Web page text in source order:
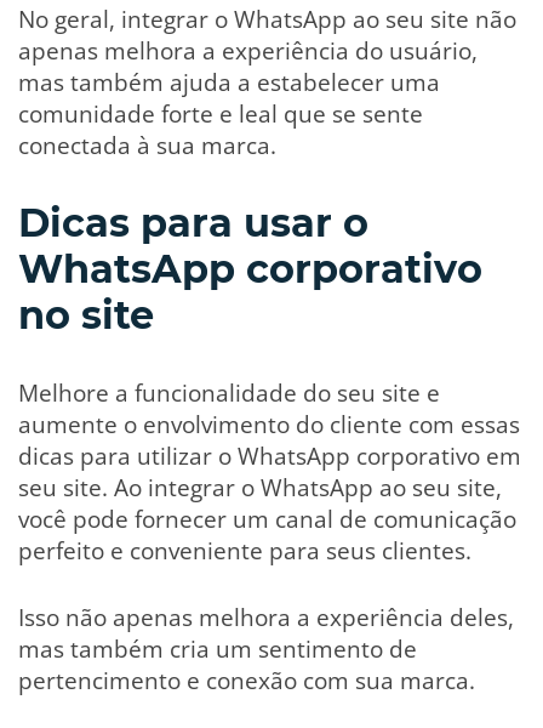
No geral, integrar o WhatsApp ao seu site não
apenas melhora a experiência do usuário,
mas também ajuda a estabelecer uma
comunidade forte e leal que se sente
conectada à sua marca.
Dicas para usar o
WhatsApp corporativo
no site
Melhore a funcionalidade do seu site e
aumente o envolvimento do cliente com essas
dicas para utilizar o WhatsApp corporativo em
seu site. Ao integrar o WhatsApp ao seu site,
você pode fornecer um canal de comunicação
perfeito e conveniente para seus clientes.
Isso não apenas melhora a experiência deles,
mas também cria um sentimento de
pertencimento e conexão com sua marca.